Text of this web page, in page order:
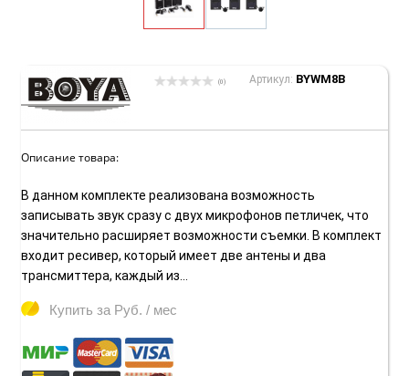
(0) Артикул: BYWM8B
Описание товара:
В данном комплекте реализована возможность
записывать звук сразу с двух микрофонов петличек, что
значительно расширяет возможности съемки. В комплект
входит ресивер, который имеет две антены и два
трансмиттера, каждый из...
Купить за Руб. / мес